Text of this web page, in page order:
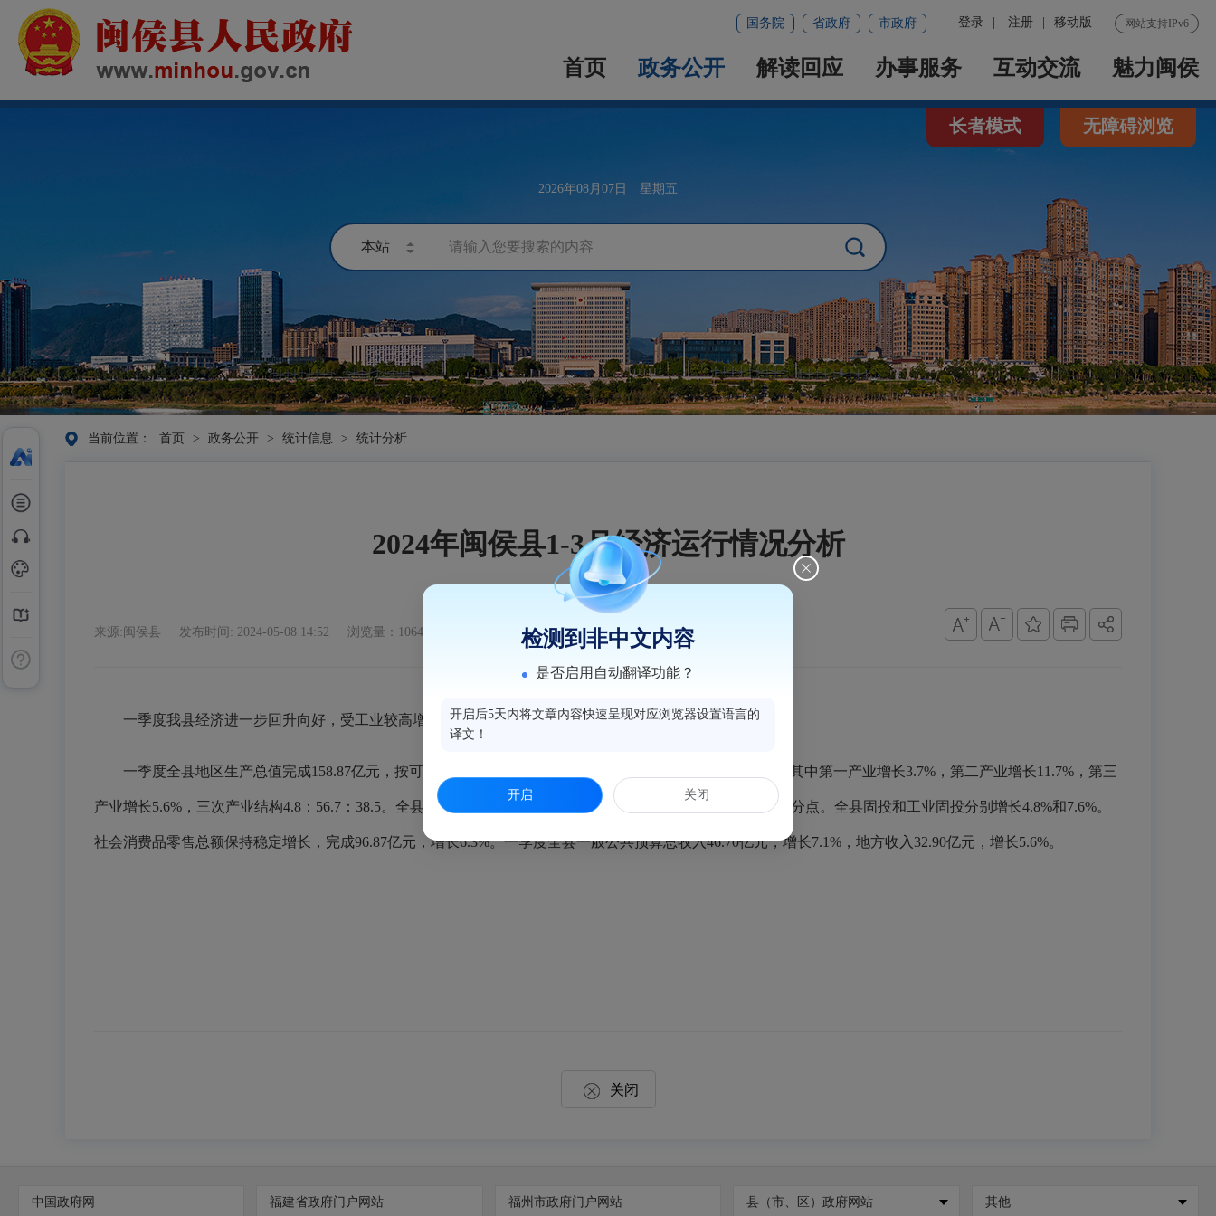
网站支持IPv6
登录 注册 移动版
国务院 省政府 市政府
首页 政务公开 解读回应 办事服务 互动交流 魅力闽侯
2026年08月07日 星期五
长者模式 无障碍浏览
当前位置： 首页 > 政务公开 > 统计信息 > 统计分析
2024年闽侯县1-3月经济运行情况分析
来源:闽侯县 发布时间: 2024-05-08 14:52 浏览量：1064
一季度我县经济进一步回升向好，受工业较高增长拉动影响，一季度GDP较快增长,实现良好开局。
一季度全县地区生产总值完成158.87亿元，按可比价格计算同比增长9.1%，比上年全年提高5.6个百分点。其中第一产业增长3.7%，第二产业增长11.7%，第三
产业增长5.6%，三次产业结构4.8：56.7：38.5。全县规模以上工业增加值增长18.3%，比上年全年提高13.7个百分点。全县固投和工业固投分别增长4.8%和7.6%。
社会消费品零售总额保持稳定增长，完成96.87亿元，增长6.3%。一季度全县一般公共预算总收入46.70亿元，增长7.1%，地方收入32.90亿元，增长5.6%。
关闭
中国政府网 福建省政府门户网站 福州市政府门户网站 县（市、区）政府网站 其他
检测到非中文内容
是否启用自动翻译功能？
开启后5天内将文章内容快速呈现对应浏览器设置语言的
译文！
开启 关闭